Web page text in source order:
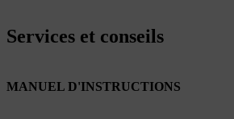
Services et conseils
MANUEL D'INSTRUCTIONS